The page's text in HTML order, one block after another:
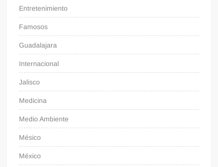
Entretenimiento
Famosos
Guadalajara
Internacional
Jalisco
Medicina
Medio Ambiente
Mésico
México